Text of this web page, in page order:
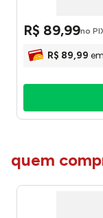
R$ 89,99no
R$ 89,99
quem